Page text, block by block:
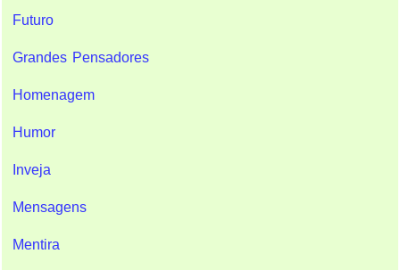
Futuro
Grandes Pensadores
Homenagem
Humor
Inveja
Mensagens
Mentira